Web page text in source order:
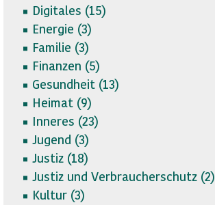
Digitales (15)
Energie (3)
Familie (3)
Finanzen (5)
Gesundheit (13)
Heimat (9)
Inneres (23)
Jugend (3)
Justiz (18)
Justiz und Verbraucherschutz (2)
Kultur (3)